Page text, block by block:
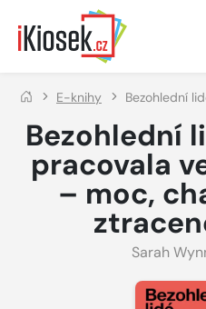
Přejít na hlavní obsah
E-knihy Bezohlední
Bezohlední
pracovala
– moc,
Sarah